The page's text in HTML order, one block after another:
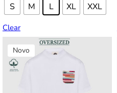
S M L XL XXL
Clear
Novo
Novo